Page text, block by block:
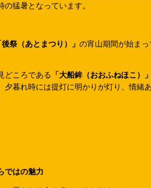
猛暑となっています。
後祭（あとまつり）」 の宵山期間が始まっ
どころである 「大船鉾（おおふねほこ）
夕暮れ時には提灯に明かりが灯り、情緒
ではの魅力